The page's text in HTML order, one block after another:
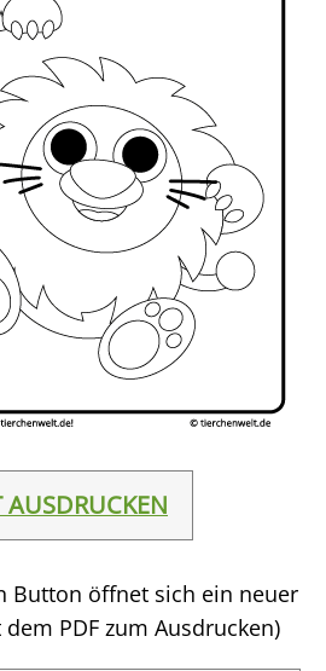
AUSDRUCKEN
Button öffnet sich ein neuer
PDF zum Ausdrucken)